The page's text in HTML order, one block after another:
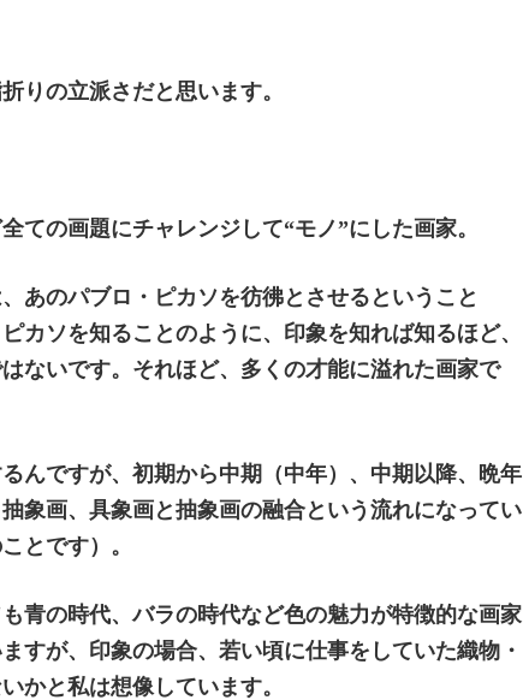
りの立派さだと思います。
ての画題にチャレンジして“モノ”にした画家。
あのパブロ・ピカソを彷彿とさせるということ
カソを知ることのように、印象を知れば知るほど、
ないです。それほど、多くの才能に溢れた画家で
んですが、初期から中期（中年）、中期以降、晩年
象画、具象画と抽象画の融合という流れになってい
とです）。
青の時代、バラの時代など色の魅力が特徴的な画家
すが、印象の場合、若い頃に仕事をしていた織物・
かと私は想像しています。